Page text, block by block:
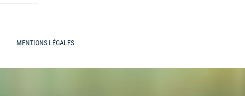
MENTIONS LÉGALES